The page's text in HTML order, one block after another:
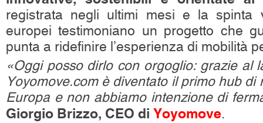
registrata negli ultimi mesi e la spinta
europei testimoniano un progetto che
punta a ridefinire l’esperienza di mobilità
«Oggi posso dirlo con orgoglio: grazie al
Yoyomove.com è diventato il primo hub di
Europa e non abbiamo intenzione di
Giorgio Brizzo, CEO di Yoyomove.